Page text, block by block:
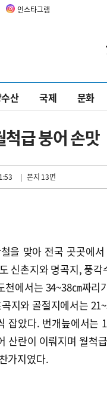
인스타그램
산 국제 문화
급 붕어 손맛
| 본지 13면
을 맞아 전국 곳곳에
신촌지와 명곡지, 풍
천에서는 34~38㎝짜
지와 골절지에서는
잡았다. 번개늪에서는
산란이 이뤄지며 월척
가지였다.